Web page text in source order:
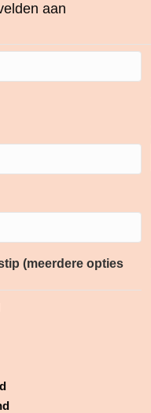
aan
(meerdere opties